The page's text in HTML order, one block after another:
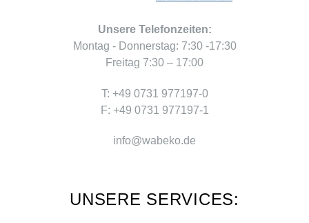
Unsere Telefonzeiten:
Montag - Donnerstag: 7:30 -17:30
Freitag 7:30 – 17:00
T: +49 0731 977197-0
F: +49 0731 977197-1
info@wabeko.de
UNSERE SERVICES: